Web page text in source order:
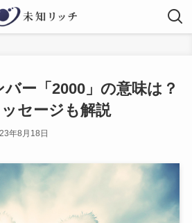
ー「2000」の意味は？
セージも解説
年8月18日